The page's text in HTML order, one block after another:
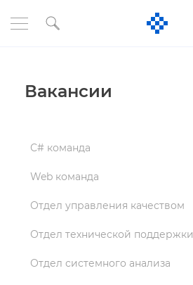
акансии
С# команда
Web команда
Отдел управления качеством
Отдел технической поддержки
Отдел системного анализа